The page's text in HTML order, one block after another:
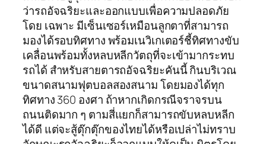
ว่ารถอัจฉริยะและออกแบบเพื่อความปลอดภัย
โดย เฉพาะ มีเซ็นเซอร์เหมือนลูกตาที่สามารถ
มองได้รอบทิศทาง พร้อมเนวิเกเตอร์ชี้ทิศทางขับ
เคลื่อนพร้อมทั้งหลบหลีกวัตถุที่จะเข้ามากระทบ
รถได้ สำหรับสายตารถอัจฉริยะคันนี้ กินบริเวณ
ขนาดสนามฟุตบอลสองสนาม โดยมองได้ทุก
ทิศทาง 360 องศา ถ้าหากเกิดกรณีจราจรบน
ถนนติดมาก ๆ ตามสี่แยกก็สามารถขับหลบหลีก
ได้ดี แต่จะสู้ตุ๊กตุ๊กของไทยได้หรือเปล่าไม่ทราบ